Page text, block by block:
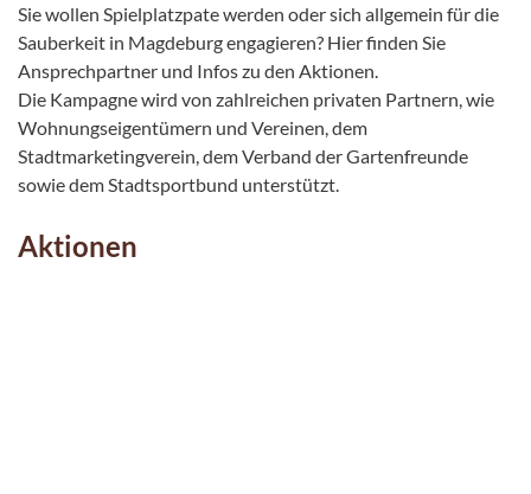
Sie wollen Spielplatzpate werden oder sich allgemein für die
Sauberkeit in Magdeburg engagieren? Hier finden Sie
Ansprechpartner und Infos zu den Aktionen.
Die Kampagne wird von zahlreichen privaten Partnern, wie
Wohnungseigentümern und Vereinen, dem
Stadtmarketingverein, dem Verband der Gartenfreunde
sowie dem Stadtsportbund unterstützt.
Aktionen